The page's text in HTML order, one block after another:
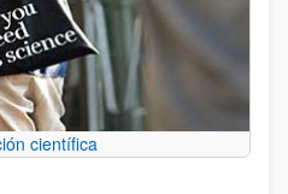
científica